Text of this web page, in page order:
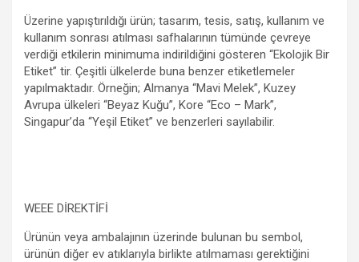
Üzerine yapıştırıldığı ürün; tasarım, tesis, satış, kullanım ve
kullanım sonrası atılması safhalarının tümünde çevreye
verdiği etkilerin minimuma indirildiğini gösteren “Ekolojik Bir
Etiket” tir. Çeşitli ülkelerde buna benzer etiketlemeler
yapılmaktadır. Örneğin; Almanya “Mavi Melek”, Kuzey
Avrupa ülkeleri “Beyaz Kuğu”, Kore “Eco – Mark”,
Singapur’da “Yeşil Etiket” ve benzerleri sayılabilir.
WEEE DİREKTİFİ
Ürünün veya ambalajının üzerinde bulunan bu sembol,
ürünün diğer ev atıklarıyla birlikte atılmaması gerektiğini